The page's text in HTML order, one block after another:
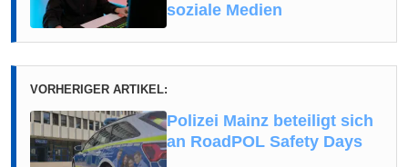
soziale Medien
VORHERIGER ARTIKEL:
Polizei Mainz beteiligt sich
an RoadPOL Safety Days